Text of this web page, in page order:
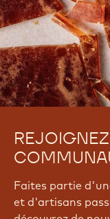
Faites partie
et d'artisans